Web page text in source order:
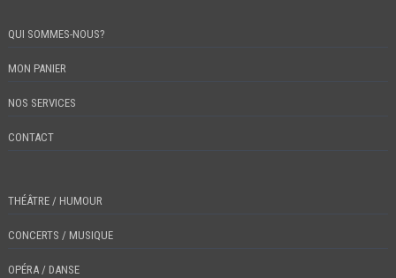
QUI SOMMES-NOUS?
MON PANIER
NOS SERVICES
CONTACT
THÉÂTRE / HUMOUR
CONCERTS / MUSIQUE
OPÉRA / DANSE